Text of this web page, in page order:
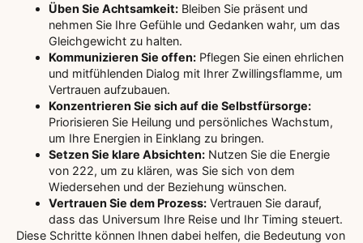
Üben Sie Achtsamkeit: Bleiben Sie präsent und
nehmen Sie Ihre Gefühle und Gedanken wahr, um das
Gleichgewicht zu halten.
Kommunizieren Sie offen: Pflegen Sie einen ehrlichen
und mitfühlenden Dialog mit Ihrer Zwillingsflamme, um
Vertrauen aufzubauen.
Konzentrieren Sie sich auf die Selbstfürsorge:
Priorisieren Sie Heilung und persönliches Wachstum,
um Ihre Energien in Einklang zu bringen.
Setzen Sie klare Absichten: Nutzen Sie die Energie
von 222, um zu klären, was Sie sich von dem
Wiedersehen und der Beziehung wünschen.
Vertrauen Sie dem Prozess: Vertrauen Sie darauf,
dass das Universum Ihre Reise und Ihr Timing steuert.
Diese Schritte können Ihnen dabei helfen, die Bedeutung von